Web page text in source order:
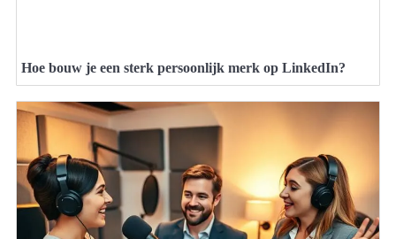
Hoe bouw je een sterk persoonlijk merk op LinkedIn?